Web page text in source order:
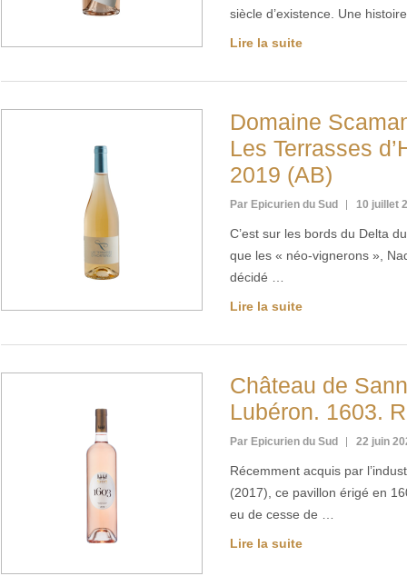
siècle d’existence. Une
Lire la suite
Domaine
Les Terrasses
2019 (AB)
Par Epicurien du Sud 10 juillet
C’est sur les bords du Delta
que les « néo-vignerons »,
décidé …
Lire la suite
Château de
Lubéron. 1603.
Par Epicurien du Sud 22 juin
Récemment acquis par
(2017), ce pavillon érigé en
eu de cesse de …
Lire la suite